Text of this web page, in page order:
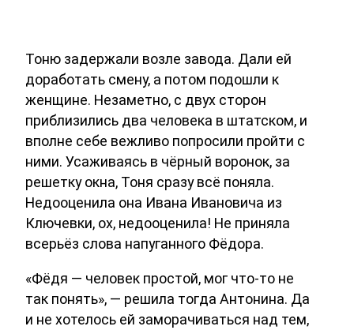
Тоню задержали возле завода. Дали ей
доработать смену, а потом подошли к
женщине. Незаметно, с двух сторон
приблизились два человека в штатском, и
вполне себе вежливо попросили пройти с
ними. Усаживаясь в чёрный воронок, за
решетку окна, Тоня сразу всё поняла.
Недооценила она Ивана Ивановича из
Ключевки, ох, недооценила! Не приняла
всерьёз слова напуганного Фёдора.
«Фёдя — человек простой, мог что-то не
так понять», — решила тогда Антонина. Да
и не хотелось ей заморачиваться над тем,